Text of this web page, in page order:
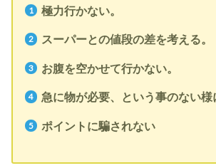
極力行かない。
スーパーとの値段の差を考える。
お腹を空かせて行かない。
急に物が必要、という事のない様
ポイントに騙されない